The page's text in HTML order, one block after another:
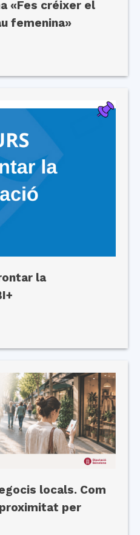
«Fes créixer el
femenina»
la
locals. Com
per